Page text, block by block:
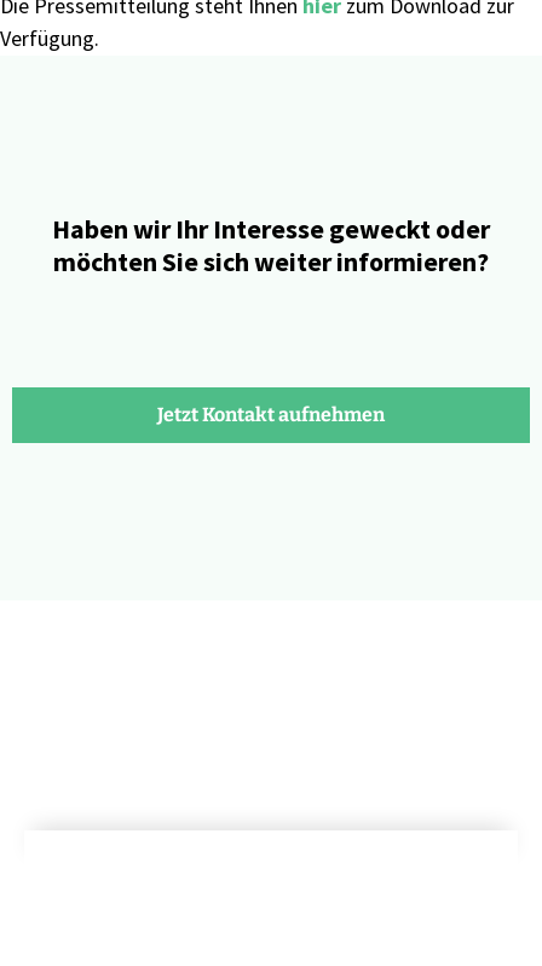
Verfügung.
Haben wir Ihr Interesse geweckt oder
möchten Sie sich weiter informieren?
Jetzt Kontakt aufnehmen